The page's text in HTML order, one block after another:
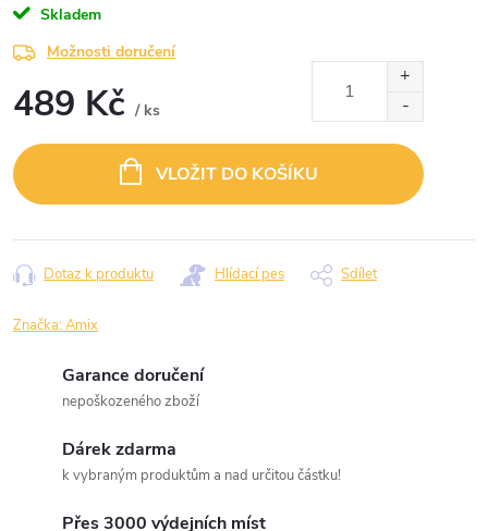
Skladem
Možnosti doručení
489 Kč / ks
cena:
VLOŽIT DO KOŠÍKU
Dotaz k produktu Hlídací pes Sdílet
Značka:Amix
Garance doručení
nepoškozeného zboží
Dárek zdarma
k vybraným produktům a nad určitou částku!
Přes 3000 výdejních míst